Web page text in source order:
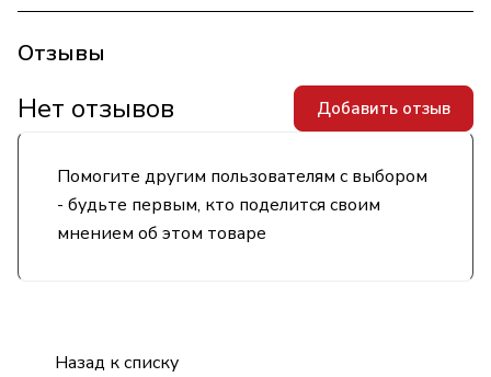
Отзывы
Помогите другим пользователям с выбором
- будьте первым, кто поделится своим
мнением об этом товаре
Нет отзывов Добавить отзыв
Назад к списку